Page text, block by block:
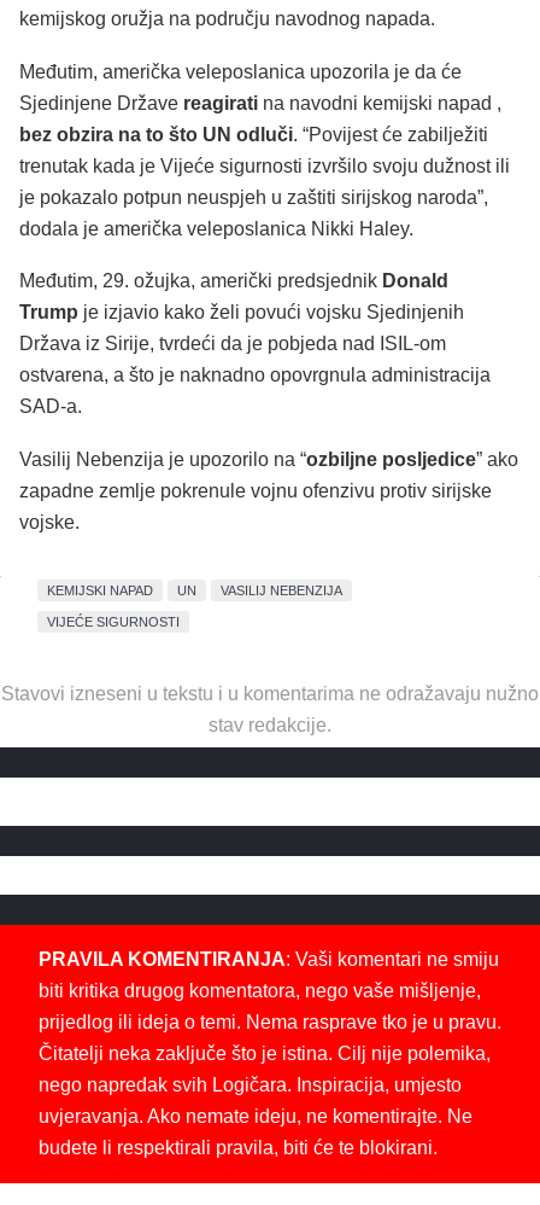
kemijskog oružja na području navodnog napada.
Međutim, američka veleposlanica upozorila je da će
Sjedinjene Države reagirati na navodni kemijski napad ,
bez obzira na to što UN odluči. “Povijest će zabilježiti
trenutak kada je Vijeće sigurnosti izvršilo svoju dužnost ili
je pokazalo potpun neuspjeh u zaštiti sirijskog naroda”,
dodala je američka veleposlanica Nikki Haley.
Međutim, 29. ožujka, američki predsjednik Donald
Trump je izjavio kako želi povući vojsku Sjedinjenih
Država iz Sirije, tvrdeći da je pobjeda nad ISIL-om
ostvarena, a što je naknadno opovrgnula administracija
SAD-a.
Vasilij Nebenzija je upozorilo na “ozbiljne posljedice” ako
zapadne zemlje pokrenule vojnu ofenzivu protiv sirijske
vojske.
KEMIJSKI NAPAD UN VASILIJ NEBENZIJA
VIJEĆE SIGURNOSTI
Stavovi izneseni u tekstu i u komentarima ne odražavaju nužno
stav redakcije.
PRAVILA KOMENTIRANJA: Vaši komentari ne smiju
biti kritika drugog komentatora, nego vaše mišljenje,
prijedlog ili ideja o temi. Nema rasprave tko je u pravu.
Čitatelji neka zaključe što je istina. Cilj nije polemika,
nego napredak svih Logičara. Inspiracija, umjesto
uvjeravanja. Ako nemate ideju, ne komentirajte. Ne
budete li respektirali pravila, biti će te blokirani.